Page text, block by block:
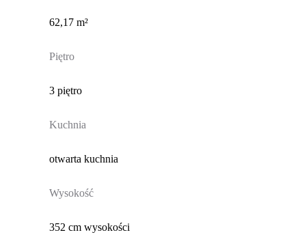
62,17 m²
Piętro
3 piętro
Kuchnia
otwarta kuchnia
Wysokość
352 cm wysokości